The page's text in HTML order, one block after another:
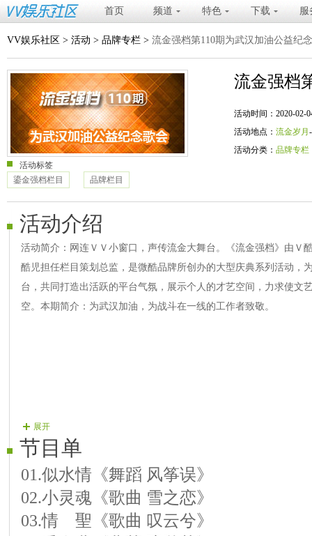
首页 频道 特色 下载 服
VV娱乐社区 > 活动 > 品牌专栏 > 流金强档第110期为武汉加油公益纪
流金强档
活动时间：2020-02-
活动地点： 流金岁月
活动分类： 品牌专栏
活动标签
鎏金强档栏目
品牌栏目
活动介绍
活动简介：网连ＶＶ小窗口，声传流金大舞台。《流金强档》由Ｖ
酷児担任栏目策划总监，是微酷品牌所创办的大型庆典系列活动，
台，共同打造出活跃的平台气氛，展示个人的才艺空间，力求使文
空。本期简介：为武汉加油，为战斗在一线的工作者致敬。
展开
节目单
01.似水情《舞蹈 风筝误》
02.小灵魂《歌曲 雪之恋》
03.情 聖《歌曲 叹云兮》